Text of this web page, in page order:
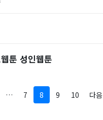
툰 성인웹툰
… 7 8 9 10 다음